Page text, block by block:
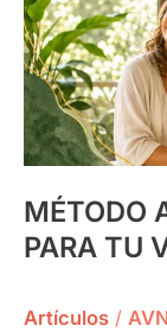
MÉTODO
PARA TU
Artículos /